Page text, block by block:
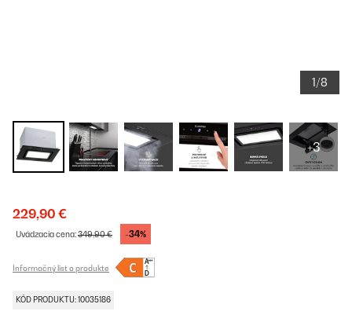
1/8
+3
229,90 €
Uvádzacia cena:349,90 € -34%
Informačný list o produkte
KÓD PRODUKTU: 10035186